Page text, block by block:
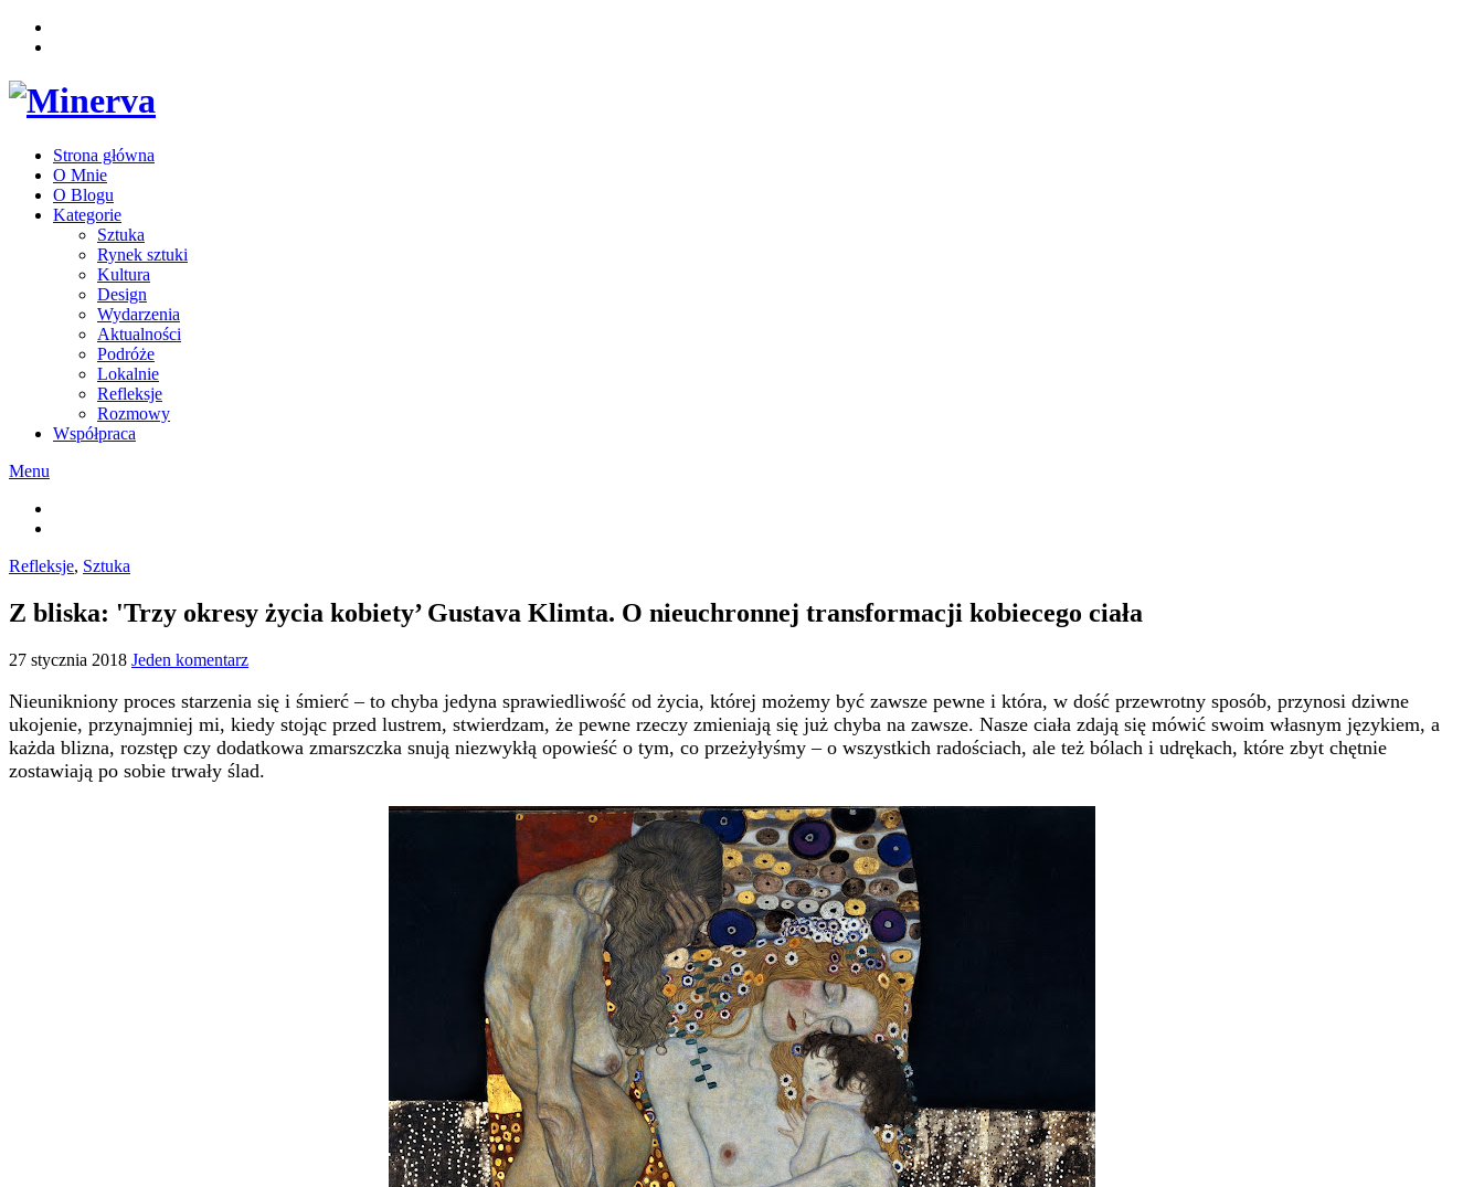
Strona główna
O Mnie
O Blogu
Kategorie
Sztuka
Rynek sztuki
Kultura
Design
Wydarzenia
Aktualności
Podróże
Lokalnie
Refleksje
Rozmowy
Współpraca
Menu
Refleksje, Sztuka
Z bliska: 'Trzy okresy życia kobiety’ Gustava Klimta. O nieuchronnej transformacji kobiecego ciała
27 stycznia 2018 Jeden komentarz
Nieunikniony proces starzenia się i śmierć – to chyba jedyna sprawiedliwość od życia, której możemy być zawsze pewne i która, w dość przewrotny sposób, przynosi dziwne
ukojenie, przynajmniej mi, kiedy stojąc przed lustrem, stwierdzam, że pewne rzeczy zmieniają się już chyba na zawsze. Nasze ciała zdają się mówić swoim własnym językiem, a
każda blizna, rozstęp czy dodatkowa zmarszczka snują niezwykłą opowieść o tym, co przeżyłyśmy – o wszystkich radościach, ale też bólach i udrękach, które zbyt chętnie
zostawiają po sobie trwały ślad.